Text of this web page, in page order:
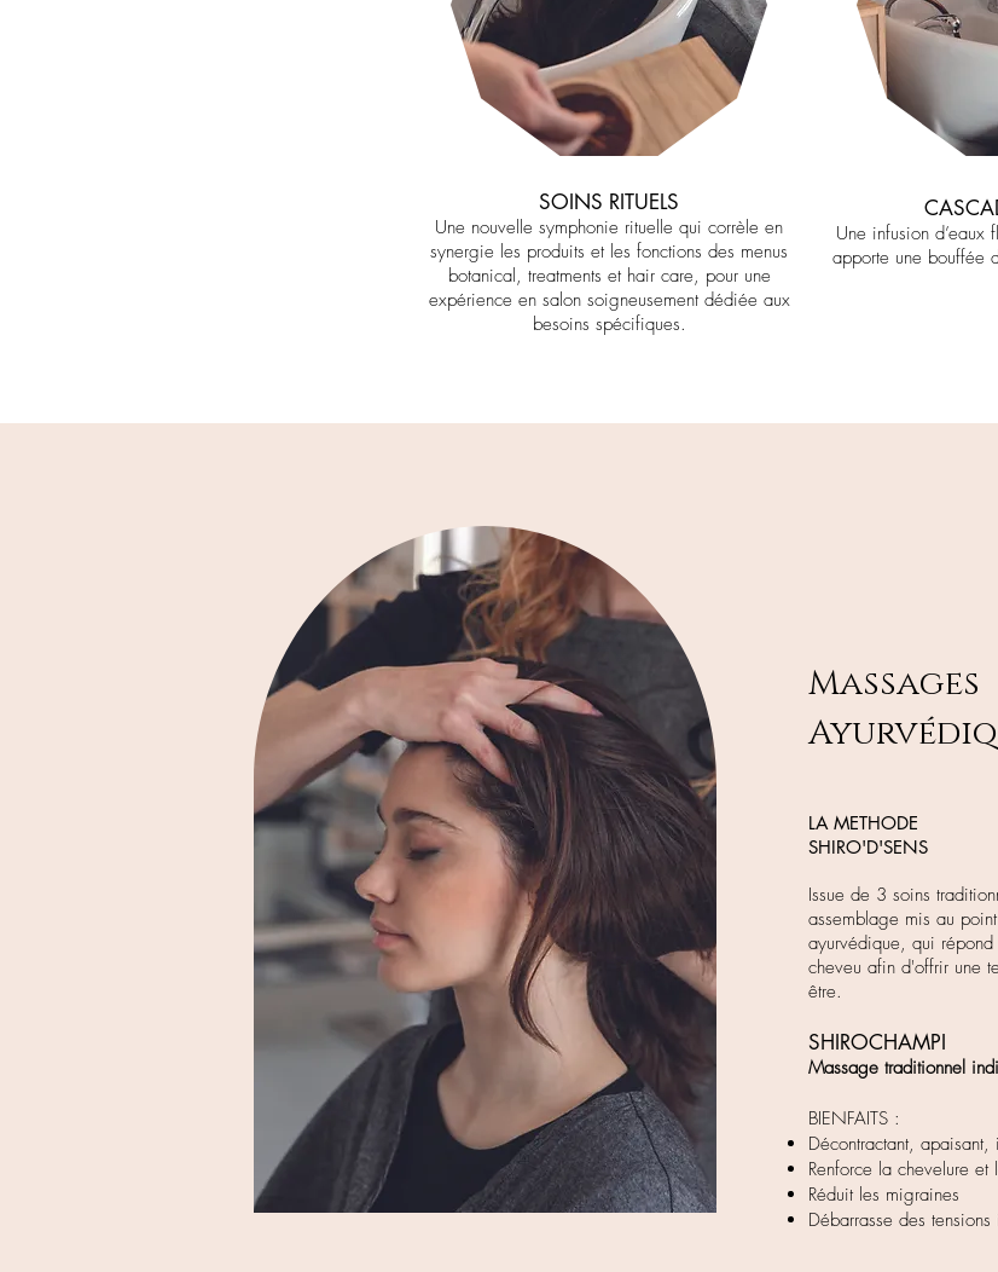
SOINS RITUELS
Une nouvelle symphonie rituelle qui corrèle en
synergie les produits et les fonctions des menus
botanical, treatments et hair care, pour une
expérience en salon soigneusement dédiée aux
besoins spécifiques.
Une infusion d’eaux
apporte une bouffée
Massages
LA METHODE
SHIRO'D'SENS
Issue de 3 soins
assemblage mis au
ayurvédique, qui
cheveu afin d'offrir une
être.
SHIROCHAMPI
Massage traditionnel
BIENFAITS :
Décontractant,
Renforce la chevelure et
Réduit les migraines
Débarrasse des